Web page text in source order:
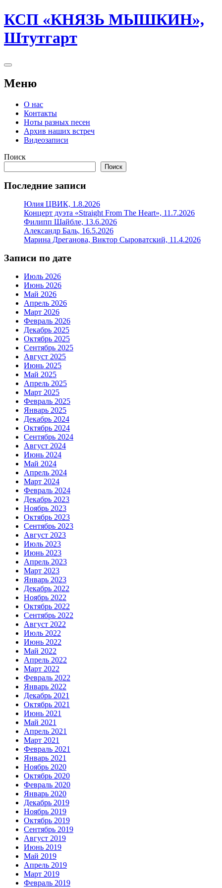
Перейти
к
содержимому
КСП «КНЯЗЬ МЫШКИН»,
Штутгарт
Боковая
Меню
О нас
Контакты
Ноты разных песен
Архив наших встреч
Видеозаписи
Поиск
Поиск
Последние записи
Юлия ЦВИК, 1.8.2026
Концерт дуэтa «Straight From The Heart», 11.7.2026
Филипп Шайбле, 13.6.2026
Александр Баль, 16.5.2026
Марина Дреганова, Виктор Сыроватский, 11.4.2026
Записи по дате
Июль 2026
Июнь 2026
Май 2026
Апрель 2026
Март 2026
Февраль 2026
Декабрь 2025
Октябрь 2025
Сентябрь 2025
Август 2025
Июнь 2025
Май 2025
Апрель 2025
Март 2025
Февраль 2025
Январь 2025
Декабрь 2024
Октябрь 2024
Сентябрь 2024
Август 2024
Июнь 2024
Май 2024
Апрель 2024
Март 2024
Февраль 2024
Декабрь 2023
Ноябрь 2023
Октябрь 2023
Сентябрь 2023
Август 2023
Июль 2023
Июнь 2023
Апрель 2023
Март 2023
Январь 2023
Декабрь 2022
Ноябрь 2022
Октябрь 2022
Сентябрь 2022
Август 2022
Июль 2022
Июнь 2022
Май 2022
Апрель 2022
Март 2022
Февраль 2022
Январь 2022
Декабрь 2021
Октябрь 2021
Июнь 2021
Май 2021
Апрель 2021
Март 2021
Февраль 2021
Январь 2021
Ноябрь 2020
Октябрь 2020
Февраль 2020
Январь 2020
Декабрь 2019
Ноябрь 2019
Октябрь 2019
Сентябрь 2019
Август 2019
Июнь 2019
Май 2019
Апрель 2019
Март 2019
Февраль 2019